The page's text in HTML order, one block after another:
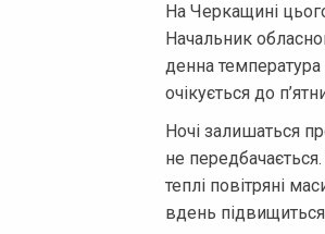
На Черкащині
Начальник
денна
очікується до
Ночі залишаться
не
теплі повітряні
вдень